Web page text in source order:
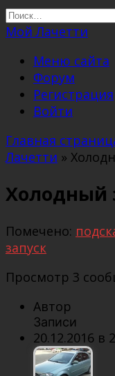
Перейти
к
Search
for:
Мой Лачетти
Меню сайта
Форум
Регистрация
Войти
Главная
Лачетти »
Холодный
Помечено:
запуск
Просмотр 3
Автор
Записи
20.12.2016 в